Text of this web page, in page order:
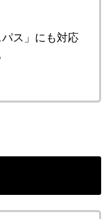
ス」にも対応